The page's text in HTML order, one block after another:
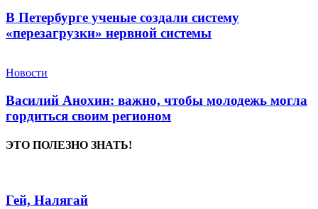
В Петербурге ученые создали систему
«перезагрузки» нервной системы
Новости
Василий Анохин: важно, чтобы молодежь могла
гордиться своим регионом
ЭТО ПОЛЕЗНО ЗНАТЬ!
Гей, Налягай